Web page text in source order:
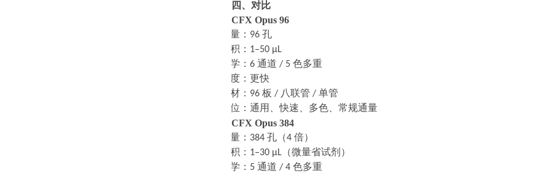
四、对比
CFX Opus 96
通量： 96 孔
体积： 1–50 μL
光学： 6 通道 / 5 色多重
速度：更快
耗材： 96 板 / 八联管 / 单管
定位：通用、快速、多色、常规通量
CFX Opus 384
通量： 384 孔（4 倍）
体积： 1–30 μL （微量省试剂）
光学： 5 通道 / 4 色多重